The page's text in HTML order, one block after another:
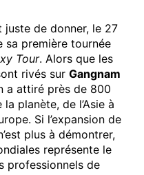
de donner, le 27
sa première tournée
Tour. Alors que les
rivés sur Gangnam
a attiré près de 800
planète, de l’Asie à
Si l’expansion de
plus à démontrer,
représente le
professionnels de